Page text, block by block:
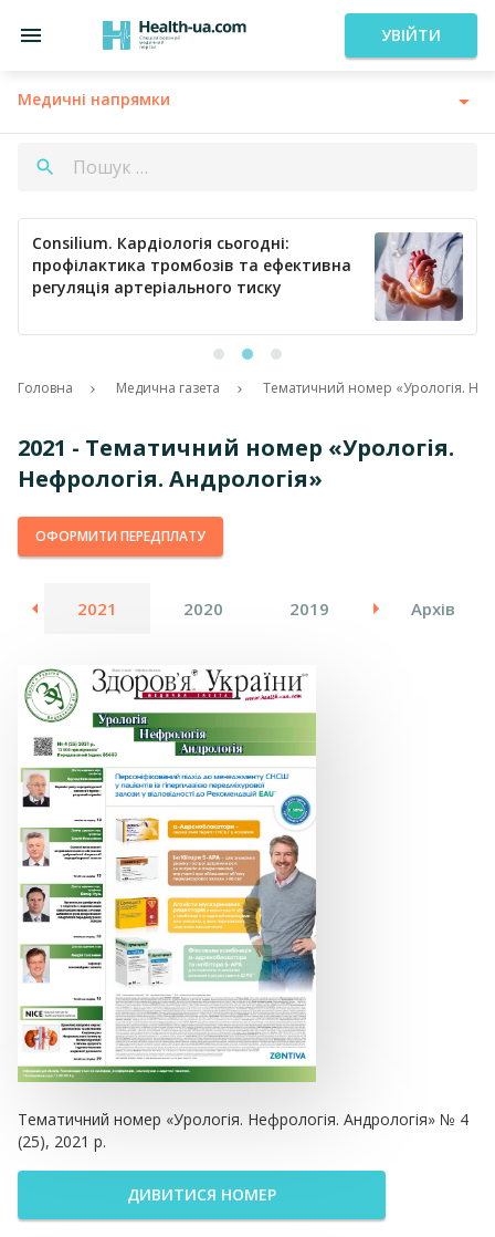
УВІЙТИ
Медичні напрямки
Consilium. Кардіологія сьогодні:
профілактика тромбозів та ефективна
регуляція артеріального тиску
Головна Медична газета Тематичний номер «Урологія.
2021 - Тематичний номер «Урологія.
Нефрологія. Андрологія»
ОФОРМИТИ ПЕРЕДПЛАТУ
2021 2020 2019 2018
Архів
Тематичний номер «Урологія. Нефрологія. Андрологія» № 4
(25), 2021 р.
ДИВИТИСЯ НОМЕР